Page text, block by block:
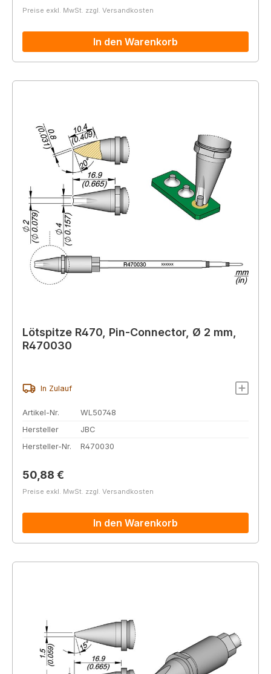
Preise exkl. MwSt. zzgl. Versandkosten
In den Warenkorb
Lötspitze R470, Pin-Connector, Ø 2 mm,
R470030
In Zulauf
Artikel-Nr.
WL50748
Hersteller
JBC
Hersteller-Nr.
R470030
Regulärer Preis:
50,88 €
Preise exkl. MwSt. zzgl. Versandkosten
In den Warenkorb